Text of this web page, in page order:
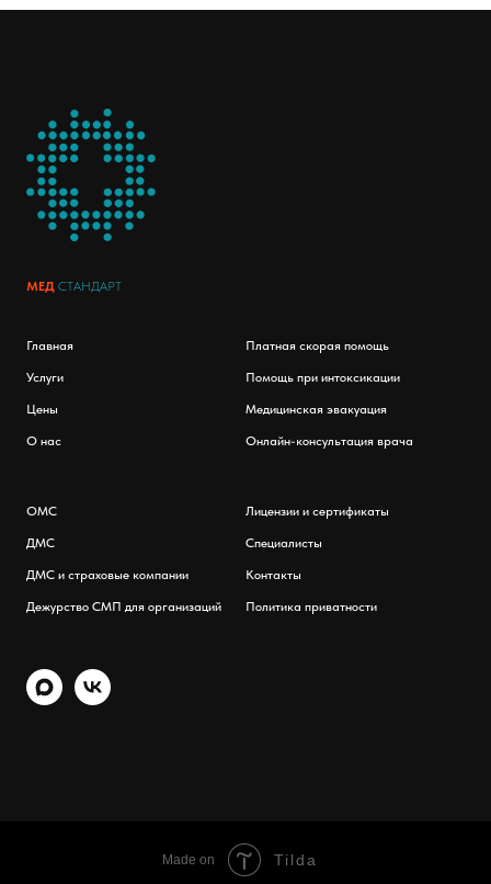
МЕД СТАНДАРТ
Главная
Услуги
Цены
О нас
Платная скорая помощь
Помощь при интоксикации
Медицинская эвакуация
Онлайн-консультация врача
ОМС
ДМС
ДМС и страховые компании
Дежурство СМП для организаций
Лицензии и сертификаты
Специалисты
Контакты
Политика приватности
Made on Tilda